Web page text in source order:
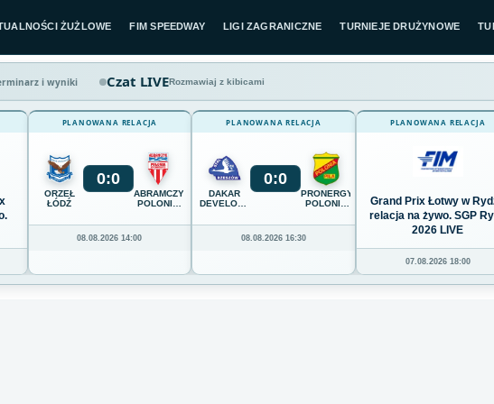
ŻUŻLOWE FIM SPEEDWAY LIGI ZAGRANICZNE TURNIEJE DRUŻYNOWE
i wyniki Czat LIVERozmawiaj z kibicami
PLANOWANA RELACJA
ORZEŁ
ŁÓDŹ
0:0
ABRAMCZYK
POLONIA
08.08.2026 14:00
PLANOWANA RELACJA
DAKAR
DEVELOPMENT
RZESZÓW
0:0
PRONERGY
POLONIA
08.08.2026 16:30
PLANOWANA RELACJA
Grand Prix Łotwy w
relacja na żywo. SGP
2026 LIVE
07.08.2026 18:00